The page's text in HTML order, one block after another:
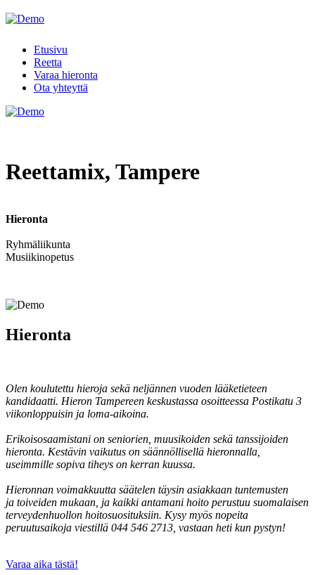
Etusivu
Reetta
Varaa hieronta
Ota yhteyttä
Reettamix, Tampere
Hieronta
Ryhmäliikunta
Musiikinopetus
Hieronta
Olen koulutettu hieroja sekä neljännen vuoden lääketieteen
kandidaatti. Hieron Tampereen keskustassa osoitteessa Postikatu 3
viikonloppuisin ja loma-aikoina.
Erikoisosaamistani on seniorien, muusikoiden sekä tanssijoiden
hieronta. Kestävin vaikutus on säännöllisellä hieronnalla,
useimmille sopiva tiheys on kerran kuussa.
Hieronnan voimakkuutta säätelen täysin asiakkaan tuntemusten
ja toiveiden mukaan, ja kaikki antamani hoito perustuu suomalaisen
terveydenhuollon hoitosuosituksiin. Kysy myös nopeita
peruutusaikoja viestillä 044 546 2713, vastaan heti kun pystyn!
Varaa aika tästä!